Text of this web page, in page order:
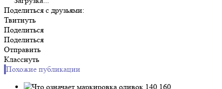
Поделиться с друзьями:
Твитнуть
Поделиться
Поделиться
Отправить
Класснуть
Похожие публикации